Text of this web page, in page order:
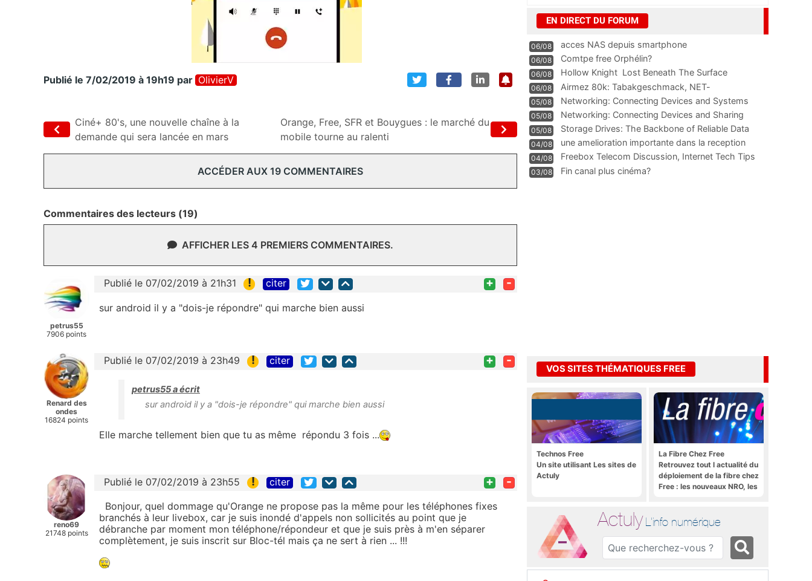
Publié le 7/02/2019 à 19h19 par OlivierV
Ciné+ 80's, une nouvelle chaîne à la
demande qui sera lancée en mars
Orange, Free, SFR et Bouygues : le marché du
mobile tourne au ralenti
ACCÉDER AUX 19 COMMENTAIRES
Commentaires des lecteurs (19)
AFFICHER LES 4 PREMIERS COMMENTAIRES.
petrus55
7906 points
Publié le 07/02/2019 à 21h31 ! citer + -
sur android il y a "dois-je répondre" qui marche bien aussi
Renard des
ondes
16824 points
Publié le 07/02/2019 à 23h49 ! citer + -
petrus55 a écrit
sur android il y a "dois-je répondre" qui marche bien aussi
Elle marche tellement bien que tu as même répondu 3 fois ...
reno69
21748 points
Publié le 07/02/2019 à 23h55 ! citer + -
Bonjour, quel dommage qu'Orange ne propose pas la même pour les téléphones fixes
branchés à leur livebox, car je suis inondé d'appels non sollicités au point que je
débranche par moment mon téléphone/répondeur et que je suis près à m'en séparer
complètement, je suis inscrit sur Bloc-tél mais ça ne sert à rien ... !!!
EN DIRECT DU FORUM
06/08 acces NAS depuis smartphone
06/08 Comtpe free Orphélin?
06/08 Hollow Knight  Lost Beneath The Surface
06/08
Airmez 80k: Tabakgeschmack, NET-
Technologie und Leistung im
05/08 Networking: Connecting Devices and Systems
05/08
Networking: Connecting Devices and Sharing
Information
05/08
Storage Drives: The Backbone of Reliable Data
Management
04/08
une amelioration importante dans la reception
WIFI
04/08
Freebox Telecom Discussion, Internet Tech Tips
Communi
03/08 Fin canal plus cinéma?
VOS SITES THÉMATIQUES FREE
Technos Free
Un site utilisant Les sites de
Actuly
La Fibre Chez Free
Retrouvez tout l actualité du
déploiement de la fibre chez
Free : les nouveaux NRO, les
Actuly L'info numérique